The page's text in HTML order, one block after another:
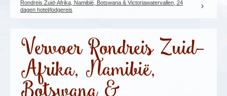
Rondreis Zuid-Afrika, Namibië, Botswana & Victoriawatervallen, 24
dagen hotel/lodgereis
Vervoer Rondreis Zuid-
Afrika, Namibië,